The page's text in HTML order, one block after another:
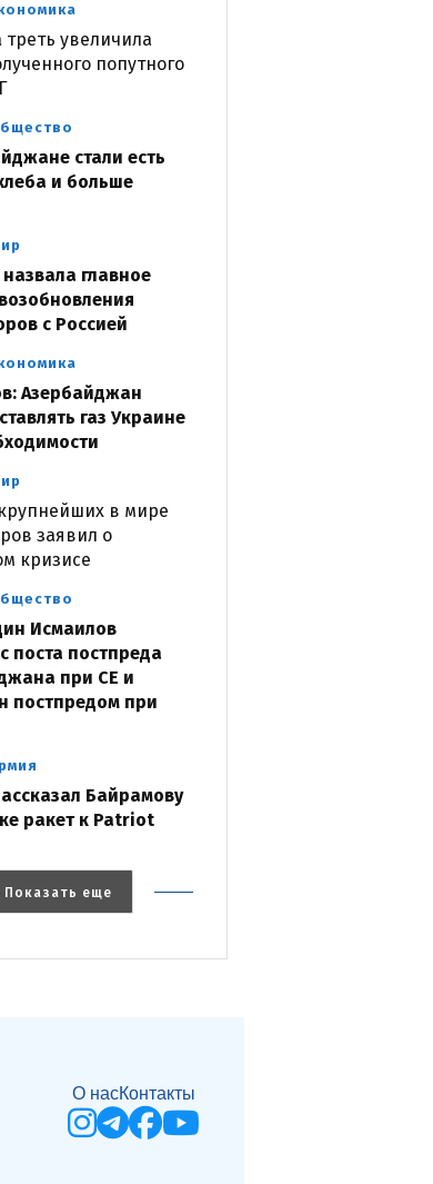
треть увеличила
попутного
стали есть
и больше
главное
с Россией
Азербайджан
газ Украине
в мире
заявил о
кризисе
Исмаилов
поста постпреда
при СЕ и
постпредом при
Байрамову
ракет к Patriot
Показать еще
О насКонтакты